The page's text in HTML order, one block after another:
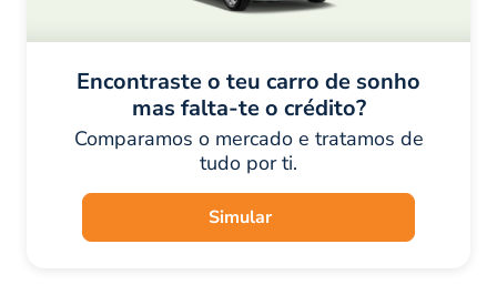
Encontraste o teu carro de sonho
mas falta-te o crédito?
Comparamos o mercado e tratamos de
tudo por ti.
Simular